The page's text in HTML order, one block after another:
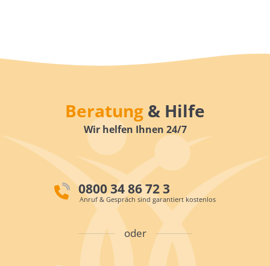
Beratung & Hilfe
Wir helfen Ihnen 24/7
0800 34 86 72 3
Anruf & Gespräch sind garantiert kostenlos
oder